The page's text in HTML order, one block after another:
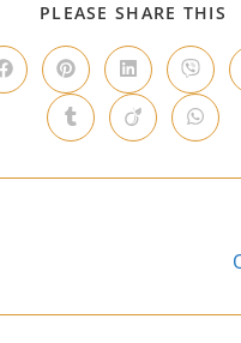
PLEASE SHARE THIS
Opens
in
window
Opens
in
a
new
window
Opens
in
a
new
window
Opens
in
a
new
window
Opens
in
new
Opens
in
new
Opens
in
new